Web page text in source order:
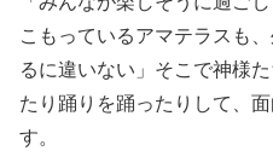
こもっているアマテラスも
るに違いない」そこで神様
たり踊りを踊ったりして、
す。